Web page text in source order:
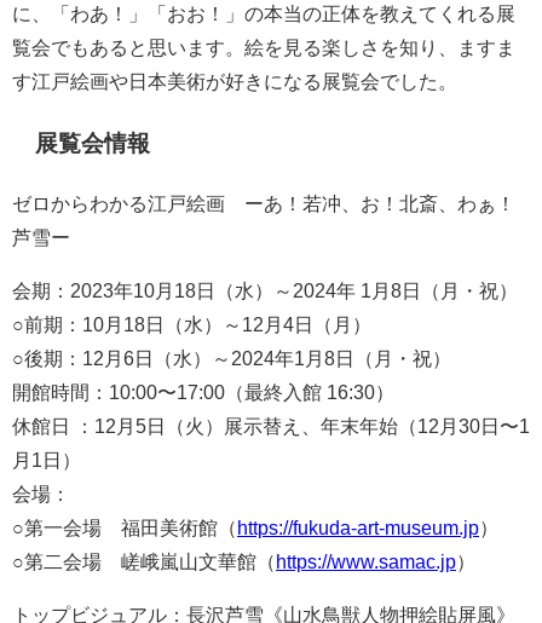
に、「わあ！」「おお！」の本当の正体を教えてくれる展
覧会でもあると思います。絵を見る楽しさを知り、ますま
す江戸絵画や日本美術が好きになる展覧会でした。
展覧会情報
ゼロからわかる江戸絵画 ーあ！若冲、お！北斎、わぁ！
芦雪ー
会期：2023年10月18日（水）～2024年 1月8日（月・祝）
○前期：10月18日（水）～12月4日（月）
○後期：12月6日（水）～2024年1月8日（月・祝）
開館時間：10:00〜17:00（最終入館 16:30）
休館日 ：12月5日（火）展示替え、年末年始（12月30日〜1
月1日）
会場：
○第一会場 福田美術館（ https://fukuda-art-museum.jp）
○第二会場 嵯峨嵐山文華館（ https://www.samac.jp）
トップビジュアル：長沢芦雪《山水鳥獣人物押絵貼屏風》